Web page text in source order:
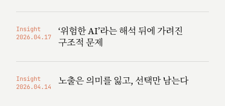
Insight
2026.04.17
‘위험한 AI’라는 해석 뒤에 가려진
구조적 문제
Insight
2026.04.14
노출은 의미를 잃고, 선택만 남는다